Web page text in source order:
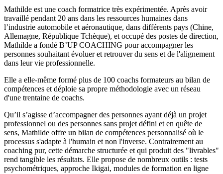
Mathilde est une coach formatrice très expérimentée. Après avoir
travaillé pendant 20 ans dans les ressources humaines dans
l’industrie automobile et aéronautique, dans différents pays (Chine,
Allemagne, République Tchèque), et occupé des postes de direction,
Mathilde a fondé B’UP COACHING pour accompagner les
personnes souhaitant évoluer et retrouver du sens et de l'alignement
dans leur vie professionnelle.
Elle a elle-même formé plus de 100 coachs formateurs au bilan de
compétences et déploie sa propre méthodologie avec un réseau
d'une trentaine de coachs.
Qu’il s’agisse d’accompagner des personnes ayant déjà un projet
professionnel ou des personnes sans projet défini et en quête de
sens, Mathilde offre un bilan de compétences personnalisé où le
processus s'adapte à l'humain et non l'inverse. Contrairement au
coaching pur, cette démarche structurée et qui produit des "livrables"
rend tangible les résultats. Elle propose de nombreux outils : tests
psychométriques, approche Ikigai, modules de formation en ligne